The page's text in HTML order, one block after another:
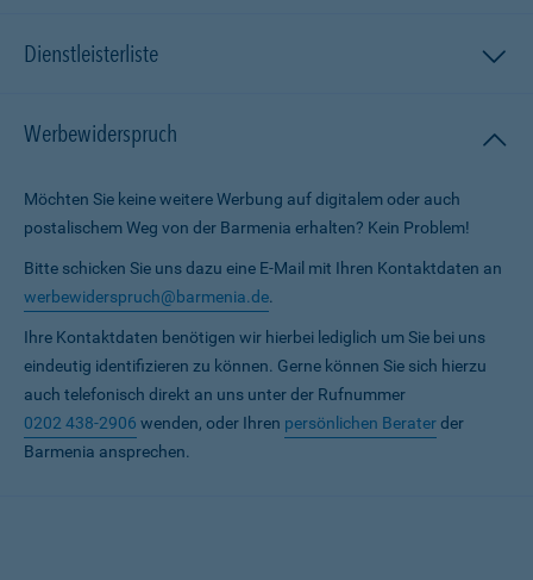
Dienstleisterliste
Werbewiderspruch
Möchten Sie keine weitere Werbung auf digitalem oder auch
postalischem Weg von der Barmenia erhalten? Kein Problem!
Bitte schicken Sie uns dazu eine E-Mail mit Ihren Kontaktdaten an
werbewiderspruch@barmenia.de.
Ihre Kontaktdaten benötigen wir hierbei lediglich um Sie bei uns
eindeutig identifizieren zu können. Gerne können Sie sich hierzu
auch telefonisch direkt an uns unter der Rufnummer
0202 438-2906 wenden, oder Ihren persönlichen Beraterder
Barmenia ansprechen.